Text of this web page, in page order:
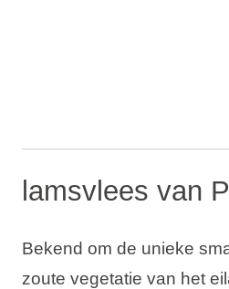
lamsvlees van
Bekend om de unieke
zoute vegetatie van het